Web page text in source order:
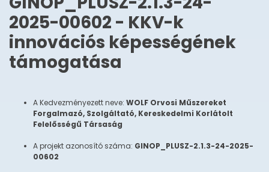
2025-00602 - KKV-k
innovációs képességének
támogatása
A Kedvezményezett neve: WOLF Orvosi Műszereket
Forgalmazó, Szolgáltató, Kereskedelmi Korlátolt
Felelősségű Társaság
A projekt azonosító száma: GINOP_PLUSZ-2.1.3-24-2025-
00602